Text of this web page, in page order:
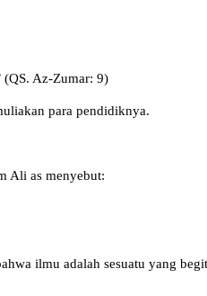
(QS. Az-Zumar: 9)
para pendidiknya.
Ali as menyebut:
ilmu adalah sesuatu yang